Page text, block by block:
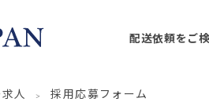
配送依頼をご
人 採用応募フォーム